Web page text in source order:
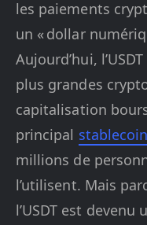
les paiements
un « dollar
Aujourd’hui,
plus grandes
capitalisation
principal stablecoin
millions de
l’utilisent. Mais
l’USDT est